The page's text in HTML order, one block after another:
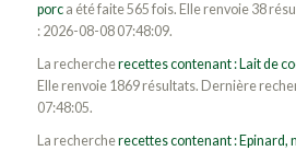
porca été faite 565 fois. Elle renvoie 38
: 2026-08-08 07:48:09.
La rechercherecettes contenant : Lait de
Elle renvoie 1869 résultats. Dernière
07:48:05.
La rechercherecettes contenant : Epinard,